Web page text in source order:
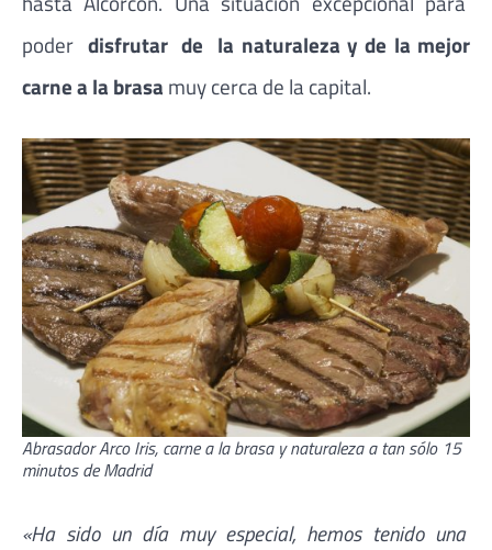
poder disfrutar de la naturaleza y de la mejor
carne a la brasa muy cerca de la capital.
Abrasador Arco Iris, carne a la brasa y naturaleza a tan sólo 15
minutos de Madrid
«Ha sido un día muy especial, hemos tenido una